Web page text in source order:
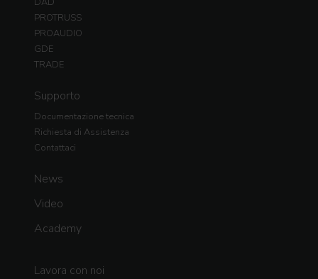
PROTRUSS
PROAUDIO
GDE
TRADE
Supporto
Documentazione tecnica
Richiesta di Assistenza
Contattaci
News
Video
Academy
Lavora con noi